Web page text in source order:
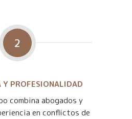
2
Y PROFESIONALIDAD
combina abogados y
en conflictos de